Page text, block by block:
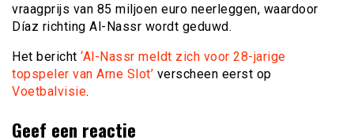
vraagprijs van 85 miljoen euro neerleggen, waardoor
Díaz richting Al-Nassr wordt geduwd.
Het bericht ‘Al-Nassr meldt zich voor 28-jarige
topspeler van Arne Slot’ verscheen eerst op
Voetbalvisie.
Geef een reactie